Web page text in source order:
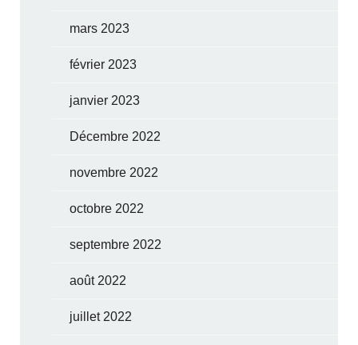
mars 2023
février 2023
janvier 2023
Décembre 2022
novembre 2022
octobre 2022
septembre 2022
août 2022
juillet 2022